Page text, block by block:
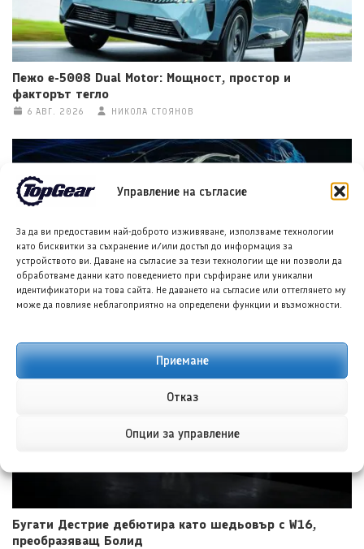
Управление на съгласие
За да ви предоставим най-доброто изживяване, използваме технологии
като бисквитки за съхранение и/или достъп до информация за
устройството ви. Даване на съгласие за тези технологии ще ни позволи да
обработваме данни като поведението при сърфиране или уникални
идентификатори на това сайта. Не даването на съгласие или оттеглянето му
може да повлияе неблагоприятно на определени функции и възможности.
Приемане
Отказ
Опции за управление
Пежо e-5008 Dual Motor: Мощност, простор и
факторът тегло
6 АВГ. 2026 НИКОЛА СТОЯНОВ
Форд Fathom: Новият малък електрически пикап вече
Бугати Дестрие дебютира като шедьовър с W16,
преобразяващ Болид